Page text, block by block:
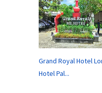
Grand Royal Hotel
Hotel Pal...